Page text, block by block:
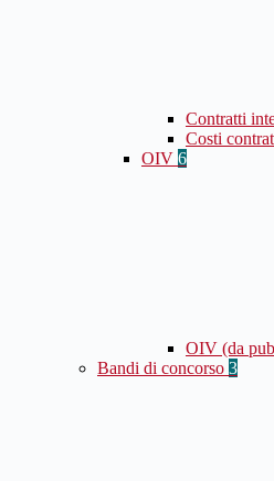
Contratti
Costi
OIV 6
OIV (da
Bandi di concorso 3